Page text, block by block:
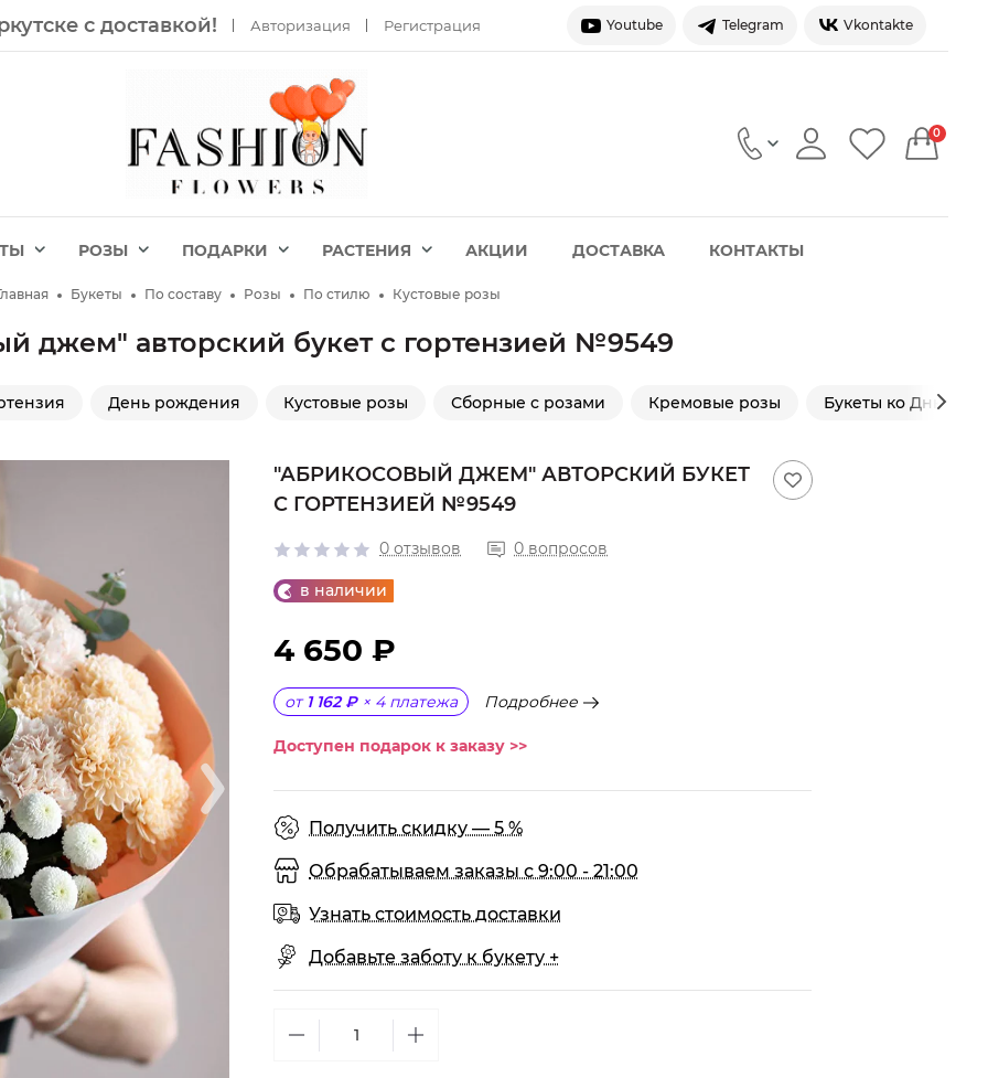
с доставкой! Авторизация Регистрация Youtube Telegram Vkontakte
0
РОЗЫ ПОДАРКИ РАСТЕНИЯ АКЦИИ ДОСТАВКА КОНТАКТЫ
Букеты По составу Розы По стилю Кустовые розы
джем" авторский букет с гортензией №9549
День рождения Кустовые розы Сборные с розами Кремовые розы Букеты ко Дню
"АБРИКОСОВЫЙ ДЖЕМ" АВТОРСКИЙ БУКЕТ
С ГОРТЕНЗИЕЙ №9549
0 отзывов 0 вопросов
в наличии
4 650 ₽
от 1 162 ₽ × 4 платежа Подробнее
Доступен подарок к заказу >>
Получить скидку — 5 %
Обрабатываем заказы с 9:00 - 21:00
Узнать стоимость доставки
Добавьте заботу к букету +